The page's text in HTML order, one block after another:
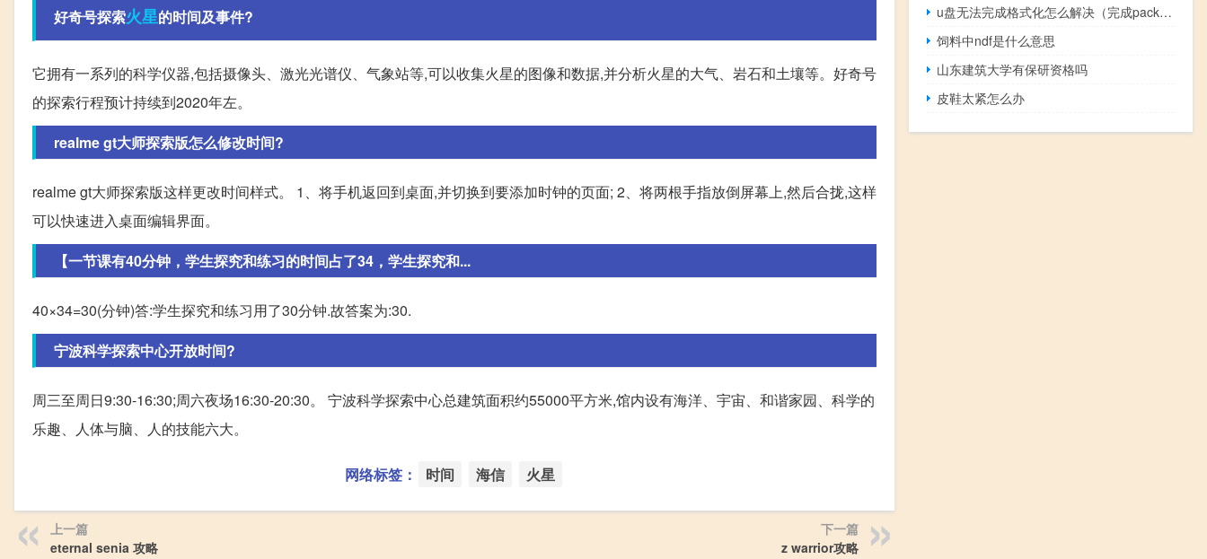
好奇号探索火星的时间及事件?
它拥有一系列的科学仪器,包括摄像头、激光光谱仪、气象站等,可以收集火星的图像和数据,并分析火星的大气、岩石和土壤等。好奇号
的探索行程预计持续到2020年左。
realme gt大师探索版怎么修改时间?
realme gt大师探索版这样更改时间样式。 1、将手机返回到桌面,并切换到要添加时钟的页面; 2、将两根手指放倒屏幕上,然后合拢,这样
可以快速进入桌面编辑界面。
【一节课有40分钟，学生探究和练习的时间占了34，学生探究和...
40×34=30(分钟)答:学生探究和练习用了30分钟.故答案为:30.
宁波科学探索中心开放时间?
周三至周日9:30-16:30;周六夜场16:30-20:30。 宁波科学探索中心总建筑面积约55000平方米,馆内设有海洋、宇宙、和谐家园、科学的
乐趣、人体与脑、人的技能六大。
网络标签： 时间 海信 火星
上一篇
eternal senia 攻略
下一篇
z warrior攻略
u盘无法完成格式化怎么解决（完成packages）
饲料中ndf是什么意思
山东建筑大学有保研资格吗
皮鞋太紧怎么办